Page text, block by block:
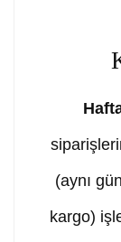
(aynı
kargo)